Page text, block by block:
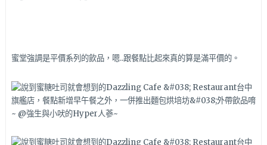
蜜堂強調是平價系列的飲品，嗯..跟餐點比起來真的算是滿平價的。